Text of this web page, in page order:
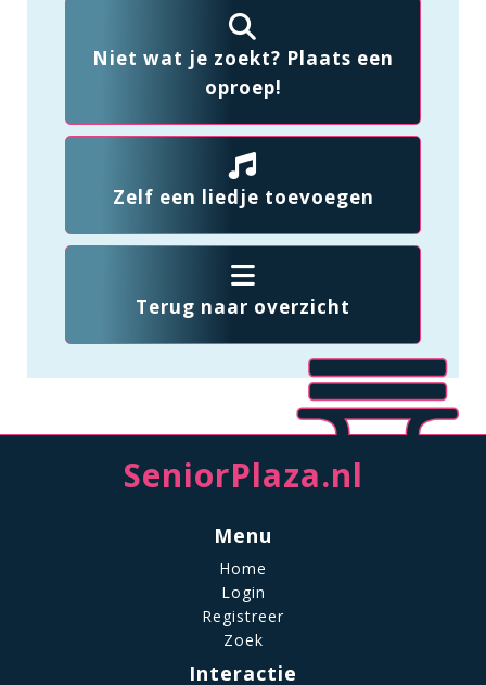
Niet wat je zoekt? Plaats een
oproep!
Zelf een liedje toevoegen
Terug naar overzicht
SeniorPlaza.nl
Menu
Home
Login
Registreer
Zoek
Interactie